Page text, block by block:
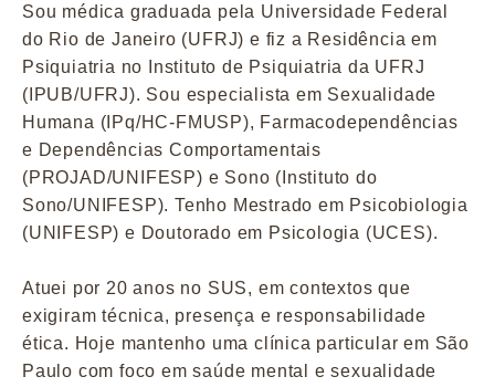
Sou médica graduada pela Universidade Federal
do Rio de Janeiro (UFRJ) e fiz a Residência em
Psiquiatria no Instituto de Psiquiatria da UFRJ
(IPUB/UFRJ). Sou especialista em Sexualidade
Humana (IPq/HC-FMUSP), Farmacodependências
e Dependências Comportamentais
(PROJAD/UNIFESP) e Sono (Instituto do
Sono/UNIFESP). Tenho Mestrado em Psicobiologia
(UNIFESP) e Doutorado em Psicologia (UCES).
Atuei por 20 anos no SUS, em contextos que
exigiram técnica, presença e responsabilidade
ética. Hoje mantenho uma clínica particular em São
Paulo com foco em saúde mental e sexualidade